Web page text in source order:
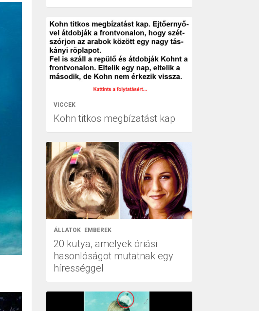
VICCEK
Kohn titkos megbízatást kap
ÁLLATOK EMBEREK
20 kutya, amelyek óriási
hasonlóságot mutatnak egy
hírességgel